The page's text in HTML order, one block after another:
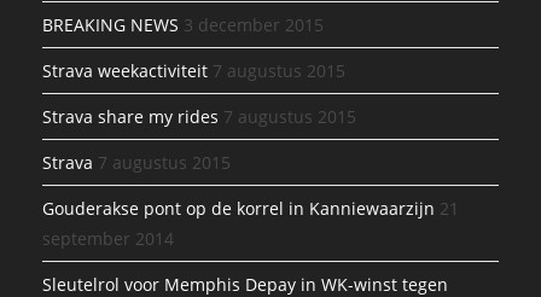
BREAKING NEWS 3 december 2015
Strava weekactiviteit 7 augustus 2015
Strava share my rides 7 augustus 2015
Strava 7 augustus 2015
Gouderakse pont op de korrel in Kanniewaarzijn 21
september 2014
Sleutelrol voor Memphis Depay in WK-winst tegen